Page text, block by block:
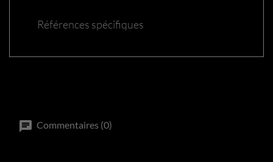
Références spécifiques
Commentaires (0)